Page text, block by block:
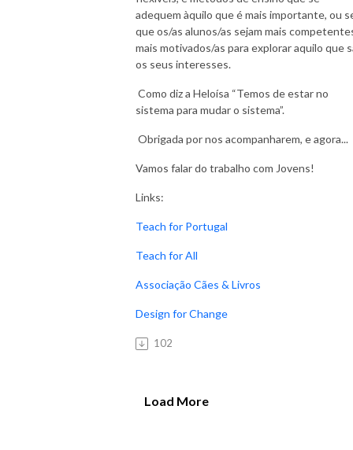
adequem àquilo que é mais importante, ou
que os/as alunos/as sejam mais
mais motivados/as para explorar aquilo que
os seus interesses.
Como diz a Heloísa “Temos de estar no
sistema para mudar o sistema”.
Obrigada por nos acompanharem, e agora...
Vamos falar do trabalho com Jovens!
Links:
Teach for Portugal
Teach for All
Associação Cães & Livros
Design for Change
102
Load More